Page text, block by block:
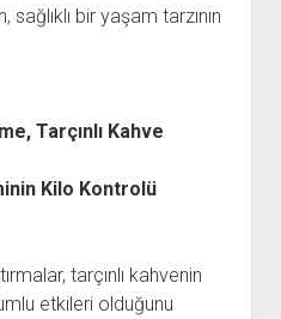
bir yaşam tarzının
Tarçınlı Kahve
Kilo Kontrolü
tarçınlı kahvenin
etkileri olduğunu